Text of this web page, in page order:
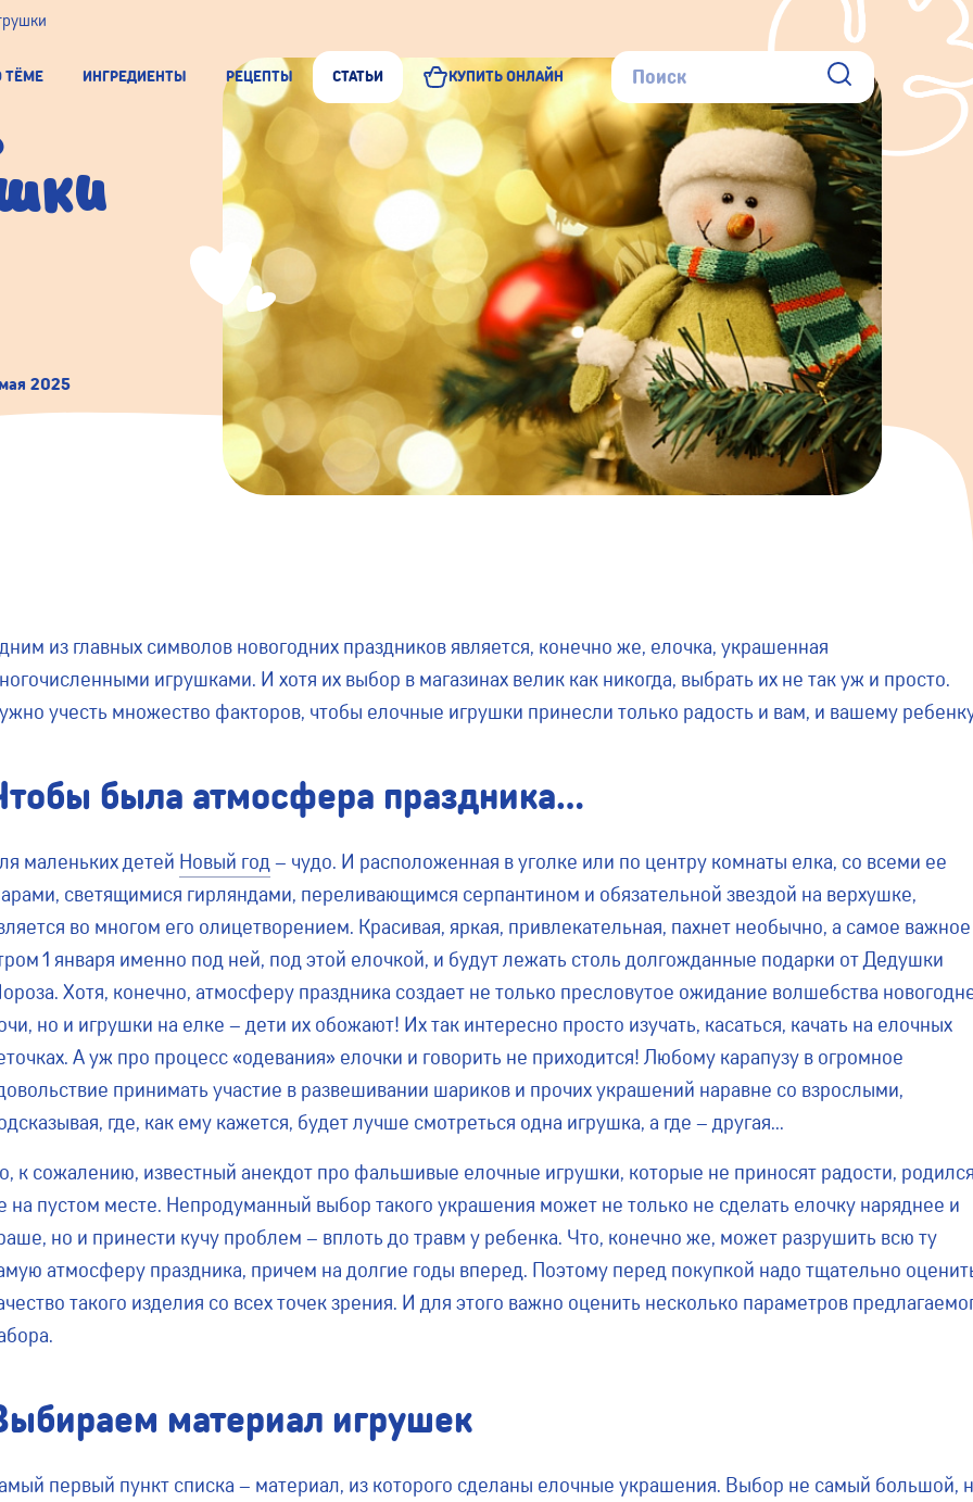
ТЁМЕ ИНГРЕДИЕНТЫ РЕЦЕПТЫ СТАТЬИ КУПИТЬ ОНЛАЙН
2025
из главных символов новогодних праздников является, конечно же, елочка, украшенная
игрушками. И хотя их выбор в магазинах велик как никогда, выбрать их не так уж и просто.
учесть множество факторов, чтобы елочные игрушки принесли только радость и вам, и вашему
была атмосфера праздника…
маленьких детей Новый год– чудо. И расположенная в уголке или по центру комнаты елка, со всеми ее
светящимися гирляндами, переливающимся серпантином и обязательной звездой на верхушке,
во многом его олицетворением. Красивая, яркая, привлекательная, пахнет необычно, а самое
1 января именно под ней, под этой елочкой, и будут лежать столь долгожданные подарки от Дедушки
Хотя, конечно, атмосферу праздника создает не только пресловутое ожидание волшебства
но и игрушки на елке – дети их обожают! Их так интересно просто изучать, касаться, качать на елочных
А уж про процесс «одевания» елочки и говорить не приходится! Любому карапузу в огромное
принимать участие в развешивании шариков и прочих украшений наравне со взрослыми,
где, как ему кажется, будет лучше смотреться одна игрушка, а где – другая…
к сожалению, известный анекдот про фальшивые елочные игрушки, которые не приносят радости,
на пустом месте. Непродуманный выбор такого украшения может не только не сделать елочку наряднее и
но и принести кучу проблем – вплоть до травм у ребенка. Что, конечно же, может разрушить всю ту
атмосферу праздника, причем на долгие годы вперед. Поэтому перед покупкой надо тщательно
такого изделия со всех точек зрения. И для этого важно оценить несколько параметров
материал игрушек
первый пункт списка – материал, из которого сделаны елочные украшения. Выбор не самый большой,